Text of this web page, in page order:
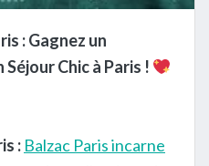
: Gagnez un
Chic à Paris !
: Balzac Paris incarne